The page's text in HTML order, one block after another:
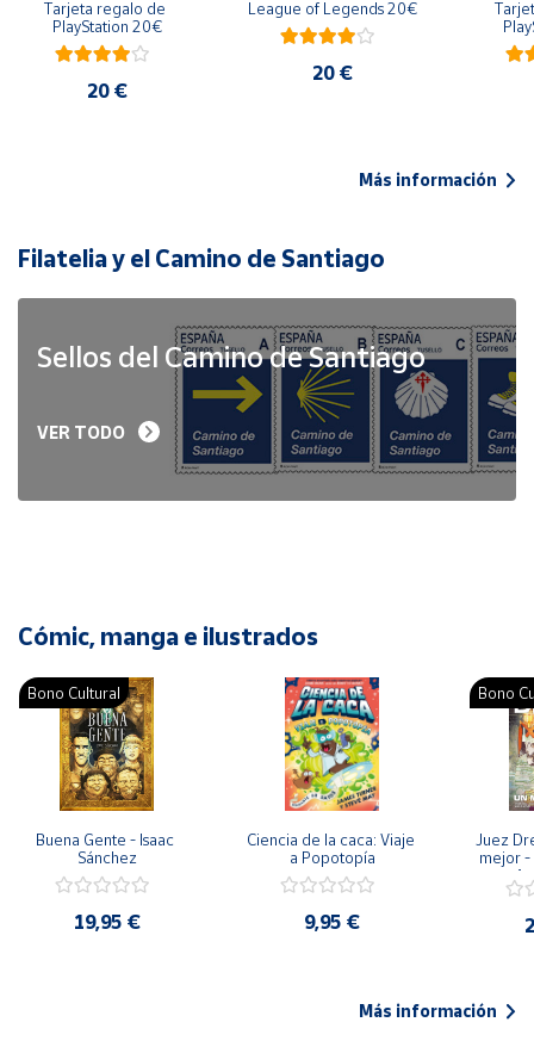
Tarjeta regalo de
PlayStation 20€
20 €
League of Legends 20€
20 €
Más información
Filatelia y el Camino de Santiago
Sellos del Camino de Santiago
VER TODO
Cómic, manga e ilustrados
Bono Cultural
Buena Gente - Isaac
Sánchez
19,95 €
Ciencia de la caca: Viaje
a Popotopía
9,95 €
Bono
Juez
mejor -
Más información